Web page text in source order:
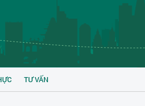
TƯ VẤN